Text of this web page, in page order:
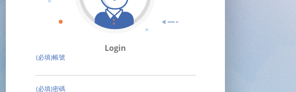
Login
(必填)帳號
(必填)密碼